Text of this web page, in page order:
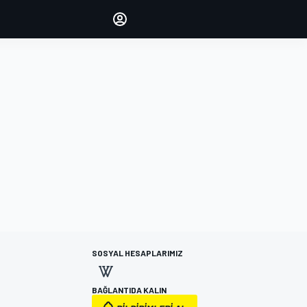
SOSYAL HESAPLARIMIZ
BAĞLANTIDA KALIN